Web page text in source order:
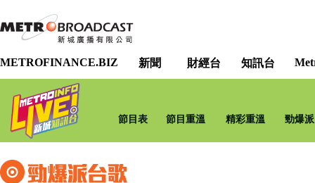
METROFINANCE.BIZ 新聞 財經台 知訊台
節目表 節目重溫 精彩重溫 勁爆